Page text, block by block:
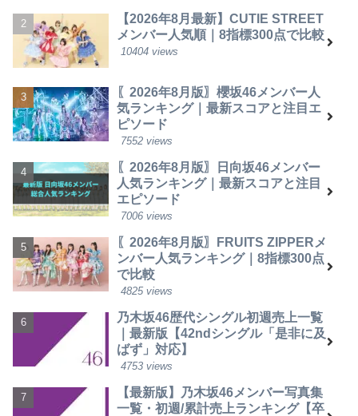
【2026年8月最新】CUTIE STREET
メンバー人気順｜8指標300点で比較
10404 views
〖2026年8月版〗櫻坂46メンバー人
気ランキング｜最新スコアと注目エ
ピソード
7552 views
〖2026年8月版〗日向坂46メンバー
人気ランキング｜最新スコアと注目
エピソード
7006 views
〖2026年8月版〗FRUITS ZIPPERメ
ンバー人気ランキング｜8指標300点
で比較
4825 views
乃木坂46歴代シングル初週売上一覧
｜最新版【42ndシングル「是非に及
ばず」対応】
4753 views
【最新版】乃木坂46メンバー写真集
一覧・初週/累計売上ランキング【卒